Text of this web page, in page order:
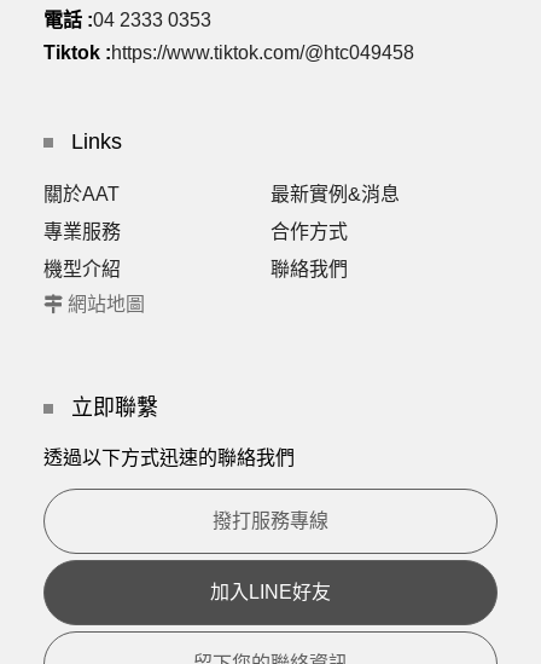
電話 :04 2333 0353
Tiktok :https://www.tiktok.com/@htc049458
Links
關於AAT
最新實例&消息
專業服務
合作方式
機型介紹
聯絡我們
網站地圖
立即聯繫
透過以下方式迅速的聯絡我們
撥打服務專線
加入LINE好友